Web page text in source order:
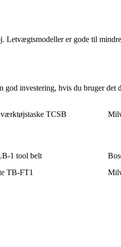
er gode til
investering, hvis du bruger
TCSB
1 tool belt
TB-FT1